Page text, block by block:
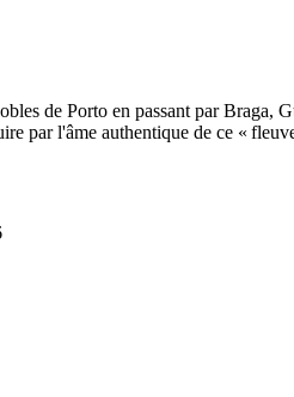
de Porto en passant par Braga,
par l'âme authentique de ce «